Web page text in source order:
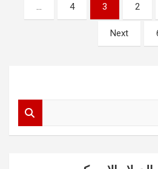
2
3
4
Next